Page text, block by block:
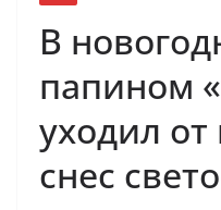
В
папином
уходил
снес